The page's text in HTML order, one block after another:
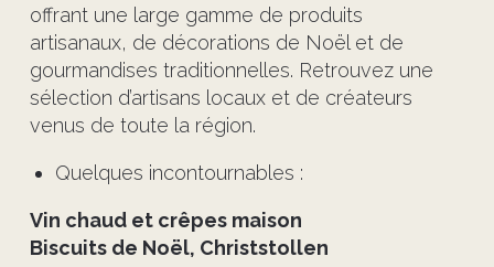
offrant une large gamme de produits
artisanaux, de décorations de Noël et de
gourmandises traditionnelles. Retrouvez une
sélection d’artisans locaux et de créateurs
venus de toute la région.
Quelques incontournables :
Vin chaud et crêpes maison
Biscuits de Noël, Christstollen